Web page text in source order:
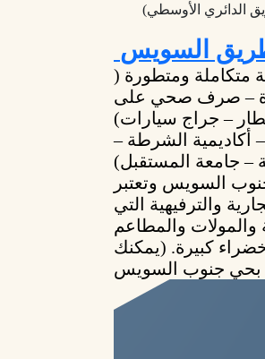
السويس
متكاملة ومتطورة (
– صرف صحي على
أكاديمية الشرطة –
السويس وتعتبر
والترفيهية التي
والمولات والمطاعم
كبيرة. (يمكنك